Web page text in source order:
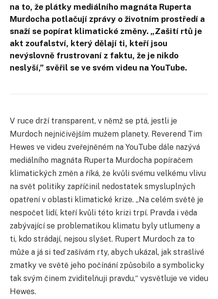
na to, že plátky mediálního magnáta Ruperta
Murdocha potlačují zprávy o životním prostředí a
snaží se popírat klimatické změny. „Zašití rtů je
akt zoufalství, který dělají ti, kteří jsou
nevýslovně frustrovaní z faktu, že je nikdo
neslyší,” svěřil se ve svém videu na YouTube.
V ruce drží transparent, v němž se ptá, jestli je
Murdoch nejničivějším mužem planety. Reverend Tim
Hewes ve videu zveřejněném na YouTube dále nazývá
mediálního magnáta Ruperta Murdocha popíračem
klimatických změn a říká, že kvůli svému velkému vlivu
na svět politiky zapříčinil nedostatek smysluplných
opatření v oblasti klimatické krize. „Na celém světě je
nespočet lidí, kteří kvůli této krizi trpí. Pravda i věda
zabývající se problematikou klimatu byly utlumeny a
ti, kdo strádají, nejsou slyšet. Rupert Murdoch za to
může a já si teď zašívám rty, abych ukázal, jak strašlivé
zmatky ve světě jeho počínání způsobilo a symbolicky
tak svým činem zviditelňuji pravdu,“ vysvětluje ve videu
Hewes.